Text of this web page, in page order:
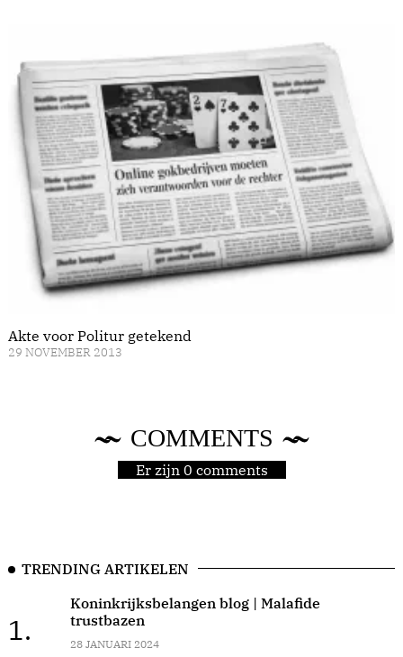
Akte voor Politur getekend
29 NOVEMBER 2013
COMMENTS
Er zijn 0 comments
TRENDING ARTIKELEN
1.
Koninkrijksbelangen blog | Malafide
trustbazen
28 JANUARI 2024